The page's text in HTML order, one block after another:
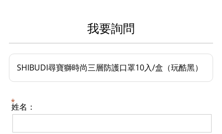
我要詢問
SHIBUDI尋寶獅時尚三層防護口罩10入/盒（玩酷黑）
姓名：